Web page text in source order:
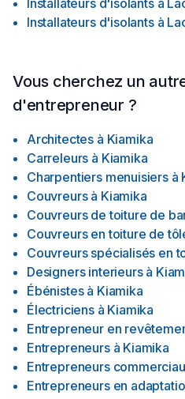
Installateurs d'isolants à
Installateurs d'isolants à
Vous cherchez un
d'entrepreneur ?
Architectes à Kiamika
Carreleurs à Kiamika
Charpentiers menuisiers à
Couvreurs à Kiamika
Couvreurs de toiture de
Couvreurs en toiture de
Couvreurs spécialisés en
Designers interieurs à
Ébénistes à Kiamika
Électriciens à Kiamika
Entrepreneur en
Entrepreneurs à Kiamika
Entrepreneurs
Entrepreneurs en